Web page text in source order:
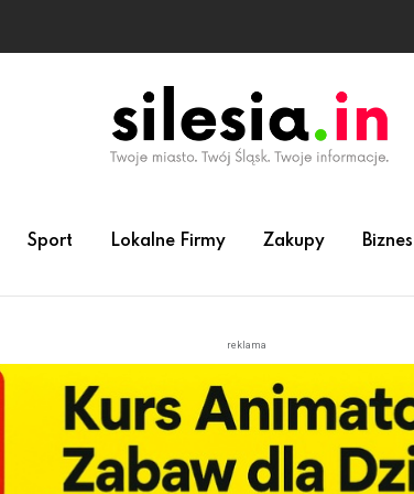
Sport Lokalne Firmy Zakupy Biznes
reklama